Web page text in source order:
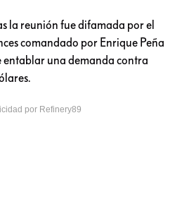
la reunión fue difamada por el
comandado por Enrique Peña
entablar una demanda contra
por Refinery89